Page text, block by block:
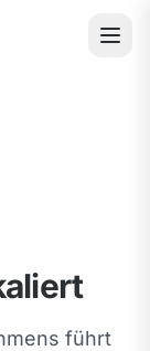
führt